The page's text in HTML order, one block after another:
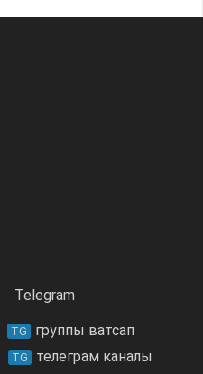
Telegram
TG группы ватсап
TG
телеграм каналы